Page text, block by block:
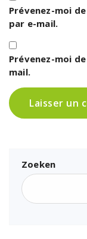
Prévenez-moi
par e-mail.
Prévenez-moi
mail.
Zoeken